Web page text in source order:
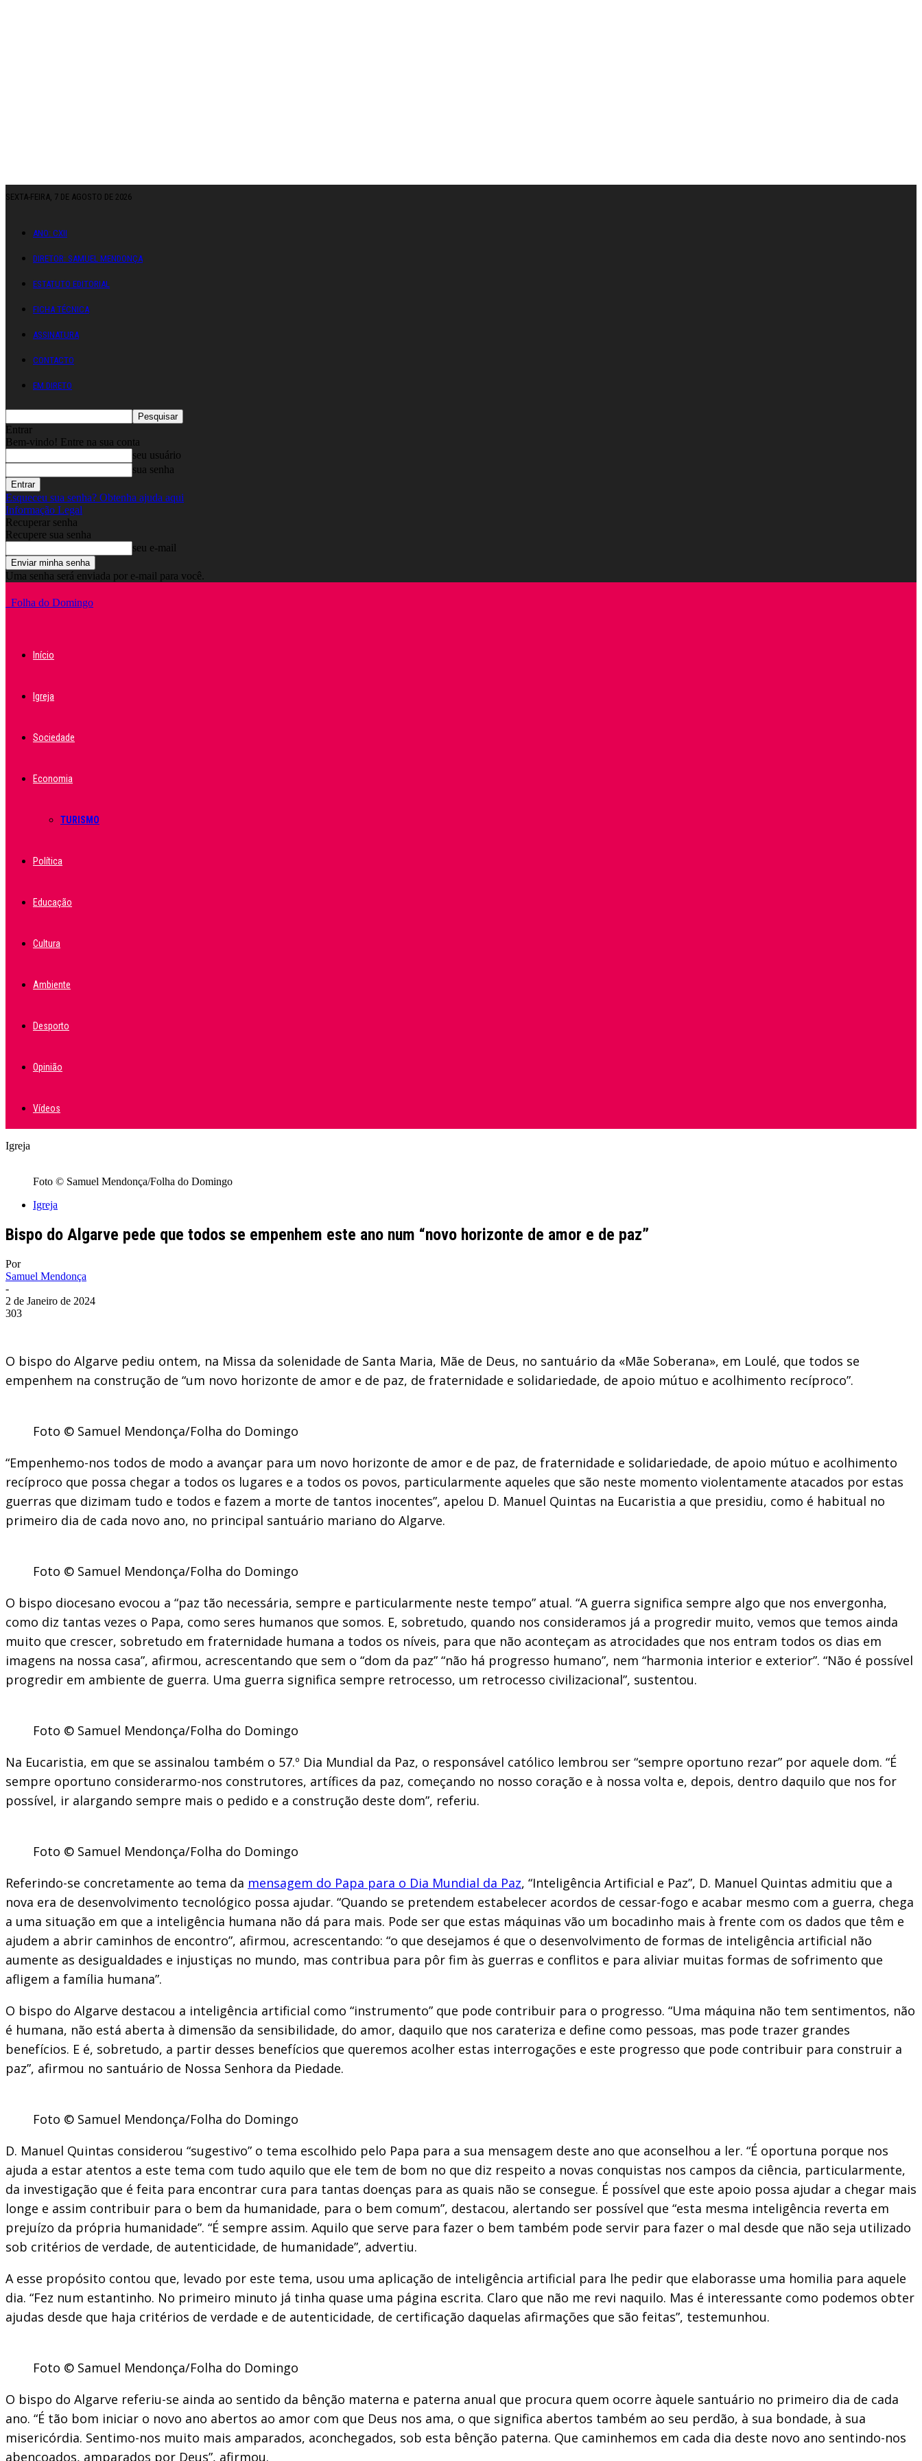
SEXTA-FEIRA, 7 DE AGOSTO DE 2026
ANO: CXII
DIRETOR: SAMUEL MENDONÇA
ESTATUTO EDITORIAL
FICHA TÉCNICA
ASSINATURA
CONTACTO
EM DIRETO
Entrar
Bem-vindo! Entre na sua conta
seu usuário
sua senha
Esqueceu sua senha? Obtenha ajuda aqui
Informação Legal
Recuperar senha
Recupere sua senha
seu e-mail
Uma senha será enviada por e-mail para você.
Folha do Domingo
Início
Igreja
Sociedade
Economia
TURISMO
Política
Educação
Cultura
Ambiente
Desporto
Opinião
Vídeos
Igreja
Foto © Samuel Mendonça/Folha do Domingo
Igreja
Bispo do Algarve pede que todos se empenhem este ano num “novo horizonte de amor e de paz”
Por
Samuel Mendonça
-
2 de Janeiro de 2024
303
O bispo do Algarve pediu ontem, na Missa da solenidade de Santa Maria, Mãe de Deus, no santuário da «Mãe Soberana», em Loulé, que todos se
empenhem na construção de “um novo horizonte de amor e de paz, de fraternidade e solidariedade, de apoio mútuo e acolhimento recíproco”.
Foto © Samuel Mendonça/Folha do Domingo
“Empenhemo-nos todos de modo a avançar para um novo horizonte de amor e de paz, de fraternidade e solidariedade, de apoio mútuo e acolhimento
recíproco que possa chegar a todos os lugares e a todos os povos, particularmente aqueles que são neste momento violentamente atacados por estas
guerras que dizimam tudo e todos e fazem a morte de tantos inocentes”, apelou D. Manuel Quintas na Eucaristia a que presidiu, como é habitual no
primeiro dia de cada novo ano, no principal santuário mariano do Algarve.
Foto © Samuel Mendonça/Folha do Domingo
O bispo diocesano evocou a “paz tão necessária, sempre e particularmente neste tempo” atual. “A guerra significa sempre algo que nos envergonha,
como diz tantas vezes o Papa, como seres humanos que somos. E, sobretudo, quando nos consideramos já a progredir muito, vemos que temos ainda
muito que crescer, sobretudo em fraternidade humana a todos os níveis, para que não aconteçam as atrocidades que nos entram todos os dias em
imagens na nossa casa”, afirmou, acrescentando que sem o “dom da paz” “não há progresso humano”, nem “harmonia interior e exterior”. “Não é possível
progredir em ambiente de guerra. Uma guerra significa sempre retrocesso, um retrocesso civilizacional”, sustentou.
Foto © Samuel Mendonça/Folha do Domingo
Na Eucaristia, em que se assinalou também o 57.º Dia Mundial da Paz, o responsável católico lembrou ser “sempre oportuno rezar” por aquele dom. “É
sempre oportuno considerarmo-nos construtores, artífices da paz, começando no nosso coração e à nossa volta e, depois, dentro daquilo que nos for
possível, ir alargando sempre mais o pedido e a construção deste dom”, referiu.
Foto © Samuel Mendonça/Folha do Domingo
Referindo-se concretamente ao tema da mensagem do Papa para o Dia Mundial da Paz, “Inteligência Artificial e Paz”, D. Manuel Quintas admitiu que a
nova era de desenvolvimento tecnológico possa ajudar. “Quando se pretendem estabelecer acordos de cessar-fogo e acabar mesmo com a guerra, chega
a uma situação em que a inteligência humana não dá para mais. Pode ser que estas máquinas vão um bocadinho mais à frente com os dados que têm e
ajudem a abrir caminhos de encontro”, afirmou, acrescentando: “o que desejamos é que o desenvolvimento de formas de inteligência artificial não
aumente as desigualdades e injustiças no mundo, mas contribua para pôr fim às guerras e conflitos e para aliviar muitas formas de sofrimento que
afligem a família humana”.
O bispo do Algarve destacou a inteligência artificial como “instrumento” que pode contribuir para o progresso. “Uma máquina não tem sentimentos, não
é humana, não está aberta à dimensão da sensibilidade, do amor, daquilo que nos carateriza e define como pessoas, mas pode trazer grandes
benefícios. E é, sobretudo, a partir desses benefícios que queremos acolher estas interrogações e este progresso que pode contribuir para construir a
paz”, afirmou no santuário de Nossa Senhora da Piedade.
Foto © Samuel Mendonça/Folha do Domingo
D. Manuel Quintas considerou “sugestivo” o tema escolhido pelo Papa para a sua mensagem deste ano que aconselhou a ler. “É oportuna porque nos
ajuda a estar atentos a este tema com tudo aquilo que ele tem de bom no que diz respeito a novas conquistas nos campos da ciência, particularmente,
da investigação que é feita para encontrar cura para tantas doenças para as quais não se consegue. É possível que este apoio possa ajudar a chegar mais
longe e assim contribuir para o bem da humanidade, para o bem comum”, destacou, alertando ser possível que “esta mesma inteligência reverta em
prejuízo da própria humanidade”. “É sempre assim. Aquilo que serve para fazer o bem também pode servir para fazer o mal desde que não seja utilizado
sob critérios de verdade, de autenticidade, de humanidade”, advertiu.
A esse propósito contou que, levado por este tema, usou uma aplicação de inteligência artificial para lhe pedir que elaborasse uma homilia para aquele
dia. “Fez num estantinho. No primeiro minuto já tinha quase uma página escrita. Claro que não me revi naquilo. Mas é interessante como podemos obter
ajudas desde que haja critérios de verdade e de autenticidade, de certificação daquelas afirmações que são feitas”, testemunhou.
Foto © Samuel Mendonça/Folha do Domingo
O bispo do Algarve referiu-se ainda ao sentido da bênção materna e paterna anual que procura quem ocorre àquele santuário no primeiro dia de cada
ano. “É tão bom iniciar o novo ano abertos ao amor com que Deus nos ama, o que significa abertos também ao seu perdão, à sua bondade, à sua
misericórdia. Sentimo-nos muito mais amparados, aconchegados, sob esta bênção paterna. Que caminhemos em cada dia deste novo ano sentindo-nos
abençoados, amparados por Deus”, afirmou.